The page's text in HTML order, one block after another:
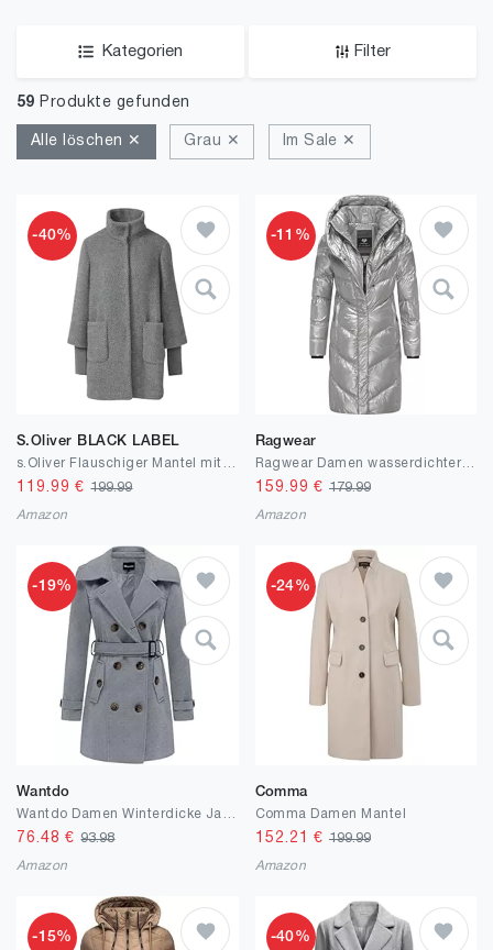
Kategorien Filter
59 Produkte gefunden
Alle löschen ✕ Grau ✕ Im Sale ✕
-40%
S.Oliver BLACK LABEL
119.99 €199.99
Amazon
-11%
Ragwear
Ragwear Damen wasserdichter shiny Mantel lange warme Winterjacke mit großer Kapuze Natalka Bling YOUMODO XS-3XL
159.99 € 179.99
Amazon
-19%
Wantdo
76.48 €93.98
Amazon
-24%
Comma
Comma Damen Mantel
152.21 € 199.99
Amazon
-15% -40%